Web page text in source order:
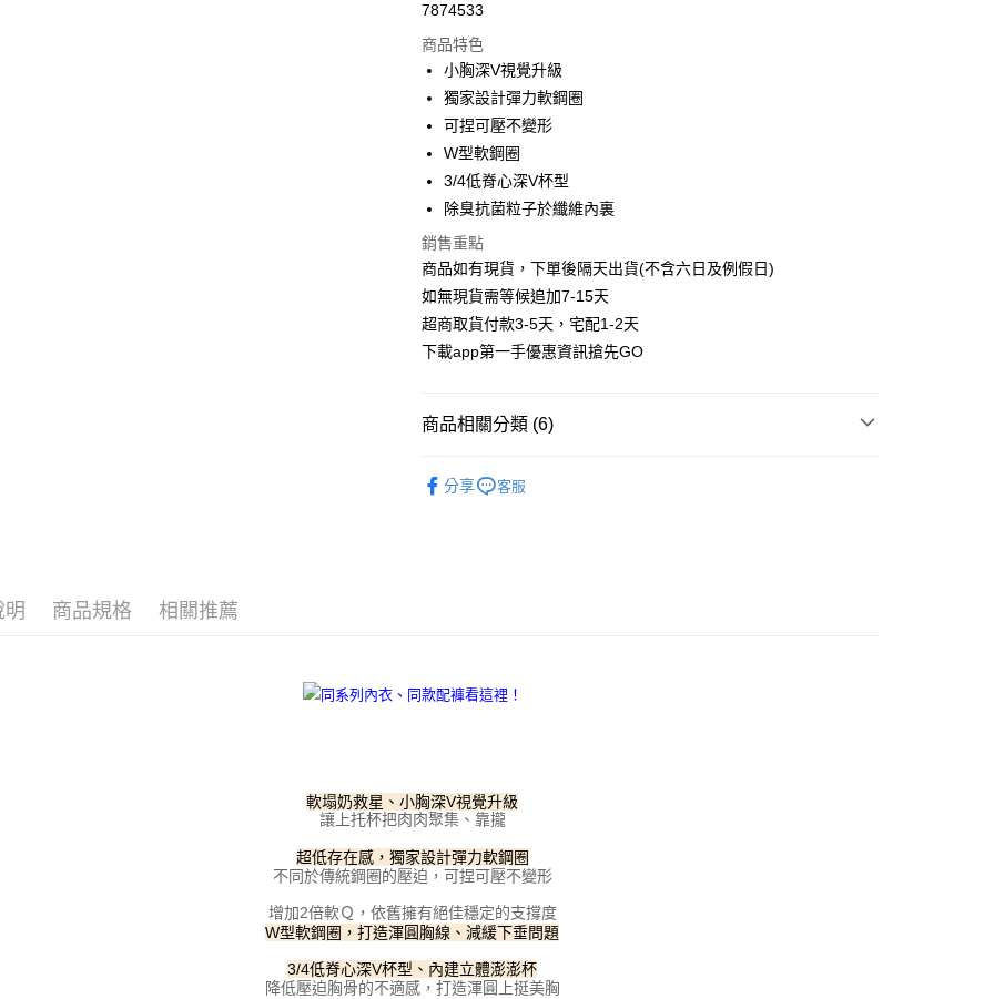
3 期 0 利率 每期
合作金庫商業銀行
華南商業銀行
國泰世華商業銀行
臺灣中小企業銀行
匯豐（台灣）商業銀行
聯邦商業銀行
玉山商業銀行
星展（台灣）商業銀行
台新國際商業銀行
台灣樂天信用卡公司
6 期 0 利率 每期NT$85
合作金庫商業銀行
華南商業銀行
上海商業儲蓄銀行
臺灣中小企業銀行
匯豐（台灣）商業銀行
聯邦商業銀行
遠東國際商業銀行
元大商業銀行
台新國際商業銀行
台灣樂天信用卡公司
超商取貨付款
LINE Pay
Apple Pay
街口支付
悠遊付
AFTEE先享後付
相關說明
便利好安心！
３．安心：先確認商品／服務後，再付款。
先享後付繳納相關費用。
※ 交易是否成功請以「AFTEE先享後付 」之結帳頁面顯示為準，若有關於
１．透過由恩沛科技股份有限公司提供之「AFTEE先享後付」服務完成之
交易，需依本服務之必要範圍內提供個人資料，並將交易相關給付款項請
２．關於個人資料處理事宜，請瀏覽以下網址：
https://aftee.tw/terms/#terms3
３．未成年的使用者請事先徵得法定代理人或監護人之同意方可使用
「AFTEE先享後付」，若未經同意申辦者引起之損失，本公司不負相關責
任。
４．使用「AFTEE先享後付」時，將依據個別帳號之用戶狀況，依本公司
即時審查核予不同之上限額度；若仍有額度不足之情形，本公司將視審查
運送方式
每筆NT$100，滿NT$800(含以上)免運費
宅配
每筆NT$100，滿NT$800(含以上)免運費
海外宅配
7874533
商品特色
小胸深V視覺升級
獨家設計彈力軟鋼圈
可捏可壓不變形
W型軟鋼圈
3/4低脊心深V杯型
除臭抗菌粒子於纖維內裏
銷售重點
商品如有現貨，下單後隔天出貨(不含六日及例假日)
如無現貨需等候追加7-15天
超商取貨付款3-5天，宅配1-2天
下載app第一手優惠資訊搶先GO
商品相關分類 (6)
分享 客服
明 商品規格 相關推薦
軟塌奶救星、小胸深V視覺升級
讓上托杯把肉肉聚集、靠攏
超低存在感，獨家設計彈力軟鋼圈
不同於傳統鋼圈的壓迫，可捏可壓不變形
增加2倍軟Ｑ，依舊擁有絕佳穩定的支撐度
W型軟鋼圈，打造渾圓胸線、減緩下垂問題
3/4低脊心深V杯型、內建立體澎澎杯
降低壓迫胸骨的不適感，打造渾圓上挺美胸